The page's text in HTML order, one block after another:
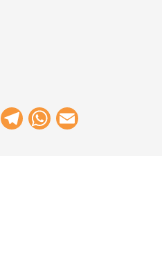
Facebook
Telegram
WhatsApp